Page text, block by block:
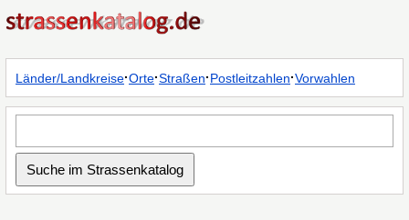
Länder/Landkreise·Orte·Straßen·Postleitzahlen·Vorwahlen